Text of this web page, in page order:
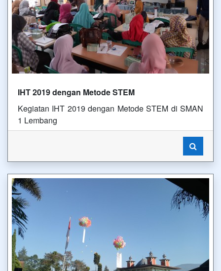
IHT 2019 dengan Metode STEM
Kegiatan IHT 2019 dengan Metode STEM di SMAN
1 Lembang